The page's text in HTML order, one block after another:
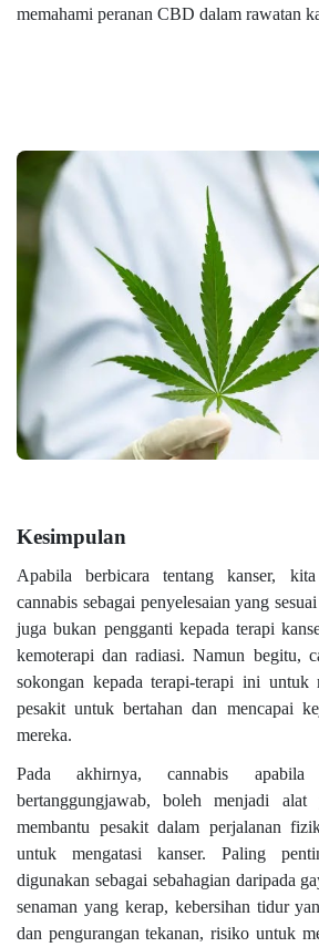
memahami peranan CBD dalam rawatan
Kesimpulan
Apabila berbicara tentang kanser,
cannabis sebagai penyelesaian yang
juga bukan pengganti kepada terapi
kemoterapi dan radiasi. Namun begitu,
sokongan kepada terapi-terapi ini untuk
pesakit untuk bertahan dan mencapai
mereka.
Pada akhirnya, cannabis apabila
bertanggungjawab, boleh menjadi
membantu pesakit dalam perjalanan
untuk mengatasi kanser. Paling
digunakan sebagai sebahagian daripada
senaman yang kerap, kebersihan tidur
dan pengurangan tekanan, risiko untuk